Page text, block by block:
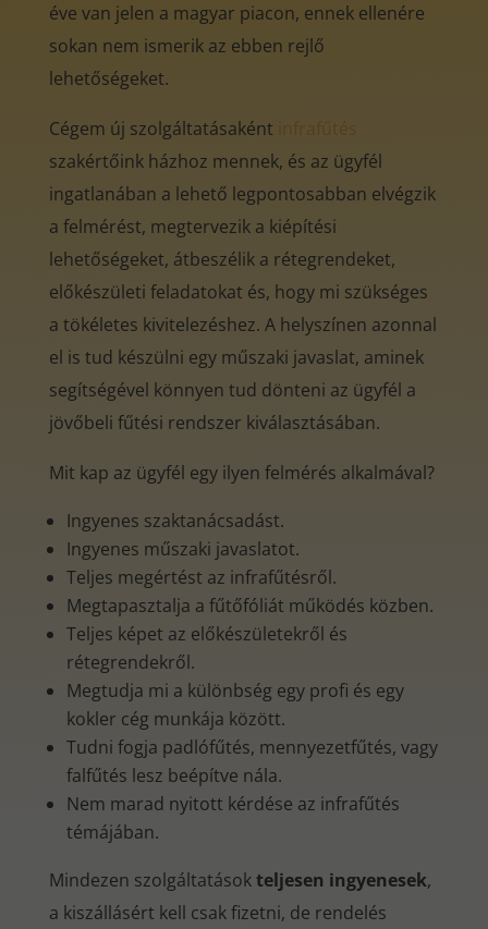
éve van jelen a magyar piacon, ennek ellenére
sokan nem ismerik az ebben rejlő
lehetőségeket.
Cégem új szolgáltatásaként infrafűtés
szakértőink házhoz mennek, és az ügyfél
ingatlanában a lehető legpontosabban elvégzik
a felmérést, megtervezik a kiépítési
lehetőségeket, átbeszélik a rétegrendeket,
előkészületi feladatokat és, hogy mi szükséges
a tökéletes kivitelezéshez. A helyszínen azonnal
el is tud készülni egy műszaki javaslat, aminek
segítségével könnyen tud dönteni az ügyfél a
jövőbeli fűtési rendszer kiválasztásában.
Mit kap az ügyfél egy ilyen felmérés alkalmával?
Ingyenes szaktanácsadást.
Ingyenes műszaki javaslatot.
Teljes megértést az infrafűtésről.
Megtapasztalja a fűtőfóliát működés közben.
Teljes képet az előkészületekről és
rétegrendekről.
Megtudja mi a különbség egy profi és egy
kokler cég munkája között.
Tudni fogja padlófűtés, mennyezetfűtés, vagy
falfűtés lesz beépítve nála.
Nem marad nyitott kérdése az infrafűtés
témájában.
Mindezen szolgáltatásokteljesen ingyenesek,
a kiszállásért kell csak fizetni, de rendelés